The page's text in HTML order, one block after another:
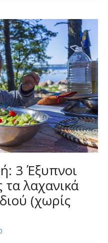
3 Έξυπνοι
τα λαχανικά
(χωρίς